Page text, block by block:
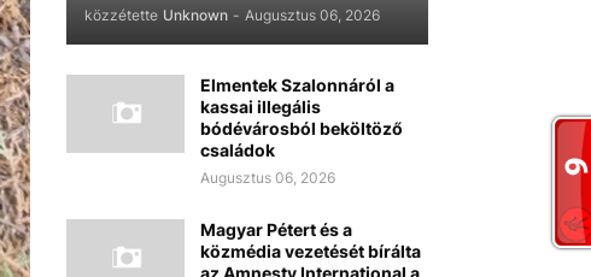
közzétette Unknown - Augusztus 06, 2026
Elmentek Szalonnáról a
kassai illegális
bódévárosból beköltöző
családok
Augusztus 06, 2026
Magyar Pétert és a
közmédia vezetését bírálta
az Amnesty International a